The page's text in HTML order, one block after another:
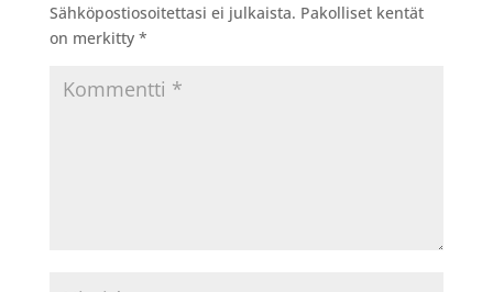
Sähköpostiosoitettasi ei julkaista. Pakolliset kentät
on merkitty *